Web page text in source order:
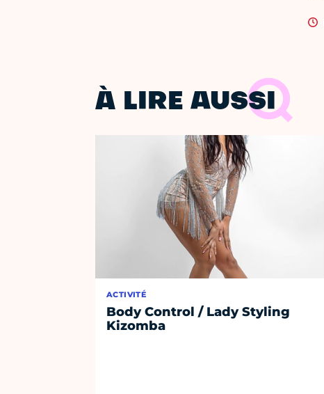
À LIRE AUSSI
ACTIVITÉ
Body Control / Lady Styling
Kizomba